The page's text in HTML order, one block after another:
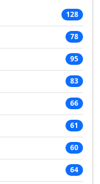
128
78
95
83
66
61
60
64